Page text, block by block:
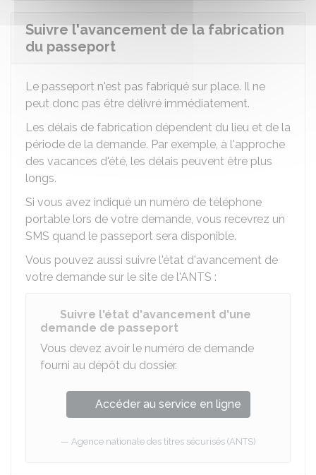
Suivre l'avancement de la fabrication
du passeport
Le passeport n'est pas fabriqué sur place. Il ne
peut donc pas être délivré immédiatement.
Les délais de fabrication dépendent du lieu et de la
période de la demande. Par exemple, à l'approche
des vacances d'été, les délais peuvent être plus
longs.
Si vous avez indiqué un numéro de téléphone
portable lors de votre demande, vous recevrez un
SMS quand le passeport sera disponible.
Vous pouvez aussi suivre l'état d'avancement de
votre demande sur le site de l'ANTS :
Suivre l'état d'avancement d'une
demande de passeport
Vous devez avoir le numéro de demande
fourni au dépôt du dossier.
Accéder au service en ligne
Agence nationale des titres sécurisés (ANTS)